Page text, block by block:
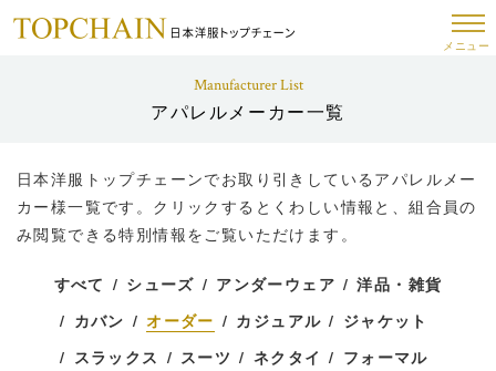
メニュー
Manufacturer List
アパレルメーカー一覧
日本洋服トップチェーンでお取り引きしているアパレルメー
カー様一覧です。 クリックするとくわしい情報と、組合員の
み閲覧できる特別情報をご覧いただけます。
すべて シューズ アンダーウェア
洋品・雑貨
カバン
オーダー カジュアル
ジャケット
スラックス
スーツ ネクタイ
フォーマル